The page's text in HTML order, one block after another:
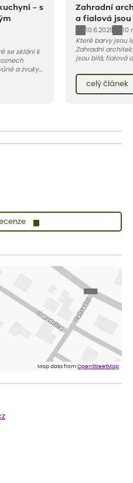
– s
se sklání k
a zvuky
do kuchyně
taky trochu
Zahradní
a fialová jsou
10.6.2021
10
Které barvy jsou
Zahradní
jsou bílá, fialová
záhon, terasu či
obléknout i vy.
celý článek
Map data fromOpenStreetMap